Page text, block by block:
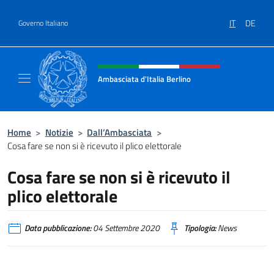
Governo Italiano IT DE
Intestazione sito, social e menù
Ambasciata d'Italia Berlino
Home > Notizie > Dall’Ambasciata >
Cosa fare se non si è ricevuto il plico elettorale
Cosa fare se non si è ricevuto il
plico elettorale
Data pubblicazione:04 Settembre 2020 Tipologia:News